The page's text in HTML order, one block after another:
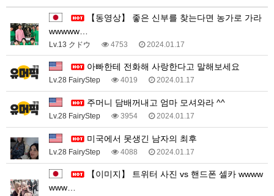
wwwww…
Lv.13 クドウ 4753 2024.01.17
아빠한테 전화해 사랑한다고 말해보세요
Lv.28 FairyStep 4019 2024.01.17
주머니 담배꺼내고 엄마 모셔와라 ^^
Lv.28 FairyStep 3954 2024.01.17
미국에서 못생긴 남자의 최후
Lv.28 FairyStep 4088 2024.01.17
www…